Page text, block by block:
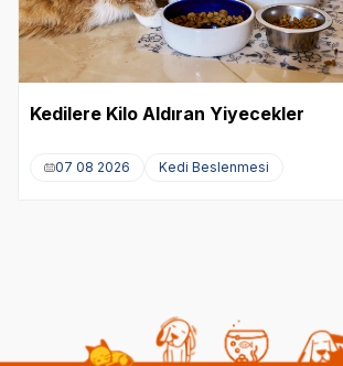
Kedilere Kilo Aldıran Yiyecekler
07 08 2026 Kedi Beslenmesi